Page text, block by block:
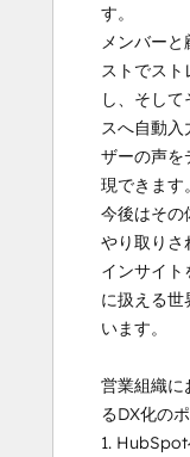
す。
メンバー
ストでスト
し、そし
スへ自動入
ザーの声を
現できます。
今後はその
やり取りさ
インサイ
に扱える世
います。
営業組織
るDX化の
1.